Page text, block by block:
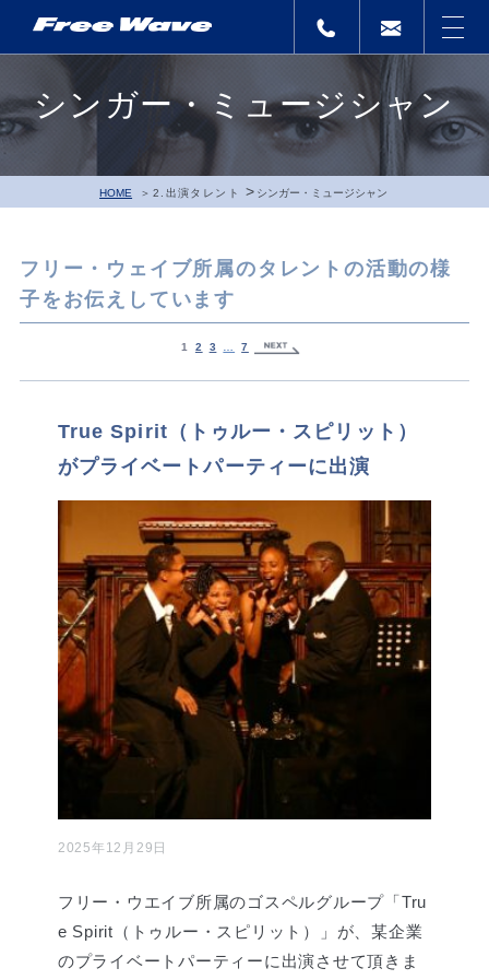
シンガー・ミュージシャン
HOME 2.出演タレント > シンガー・ミュージシャン
フリー・ウェイブ所属のタレントの活動の様
子をお伝えしています
1 2 3 7
True Spirit（トゥルー・スピリット）
がプライベートパーティーに出演
2025年12月29日
フリー・ウエイブ所属のゴスペルグループ「Tru
e Spirit（トゥルー・スピリット）」が、某企業
のプライベートパーティーに出演させて頂きま